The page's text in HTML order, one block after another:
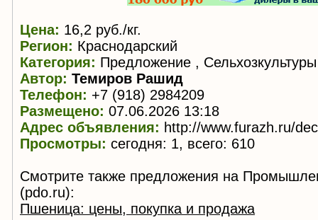
Цена: 16,2 руб./кг.
Регион: Краснодарский
Категория: Предложение , Сельхозкультуры
Автор: Темиров Рашид
Телефон: +7 (918) 2984209
Размещено: 07.06.2026 13:18
Адрес объявления: http://www.furazh.ru/
Просмотры: сегодня: 1, всего: 610
Смотрите также предложения на
(pdo.ru):
Пшеница: цены, покупка и продажа